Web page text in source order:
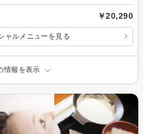
￥20,290
ャルメニューを見る
情報を表示